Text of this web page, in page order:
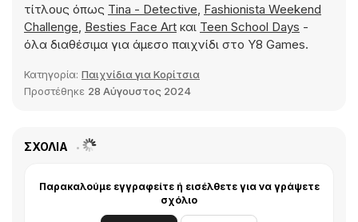
τίτλους όπως Tina - Detective, Fashionista Weekend
Challenge, Besties Face Art και Teen School Days -
όλα διαθέσιμα για άμεσο παιχνίδι στο Y8 Games.
Κατηγορία: Παιχνίδια για Κορίτσια
Προστέθηκε 28 Αύγουστος 2024
ΣΧΌΛΙΑ
Παρακαλούμε εγγραφείτε ή εισέλθετε για να γράψετε
σχόλιο